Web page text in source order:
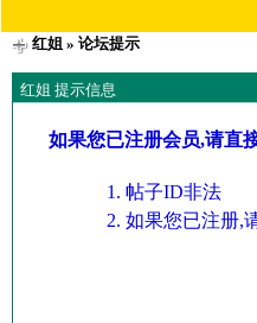
红姐» 论坛提示
红姐 提示信息
如果您已注册会员,请直
帖子ID非法
如果您已注册,